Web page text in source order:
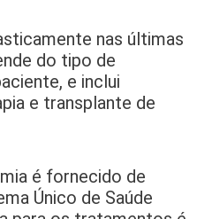
nas últimas
do tipo de
e inclui
e transplante de
é fornecido de
Único de Saúde